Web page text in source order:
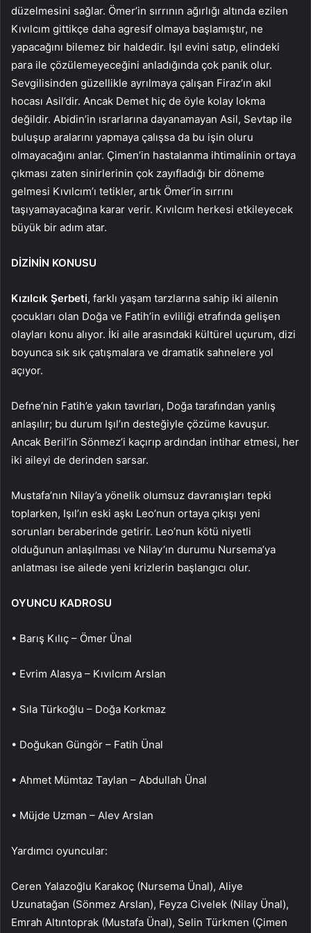
düzelmesini sağlar. Ömer’in sırrının ağırlığı altında ezilen
Kıvılcım gittikçe daha agresif olmaya başlamıştır, ne
yapacağını bilemez bir haldedir. Işıl evini satıp, elindeki
para ile çözülemeyeceğini anladığında çok panik olur.
Sevgilisinden güzellikle ayrılmaya çalışan Firaz’ın akıl
hocası Asil’dir. Ancak Demet hiç de öyle kolay lokma
değildir. Abidin’in ısrarlarına dayanamayan Asil, Sevtap ile
buluşup aralarını yapmaya çalışsa da bu işin oluru
olmayacağını anlar. Çimen’in hastalanma ihtimalinin ortaya
çıkması zaten sinirlerinin çok zayıfladığı bir döneme
gelmesi Kıvılcım’ı tetikler, artık Ömer’in sırrını
taşıyamayacağına karar verir. Kıvılcım herkesi etkileyecek
büyük bir adım atar.
DİZİNİN KONUSU
Kızılcık Şerbeti, farklı yaşam tarzlarına sahip iki ailenin
çocukları olan Doğa ve Fatih’in evliliği etrafında gelişen
olayları konu alıyor. İki aile arasındaki kültürel uçurum, dizi
boyunca sık sık çatışmalara ve dramatik sahnelere yol
açıyor.
Defne’nin Fatih’e yakın tavırları, Doğa tarafından yanlış
anlaşılır; bu durum Işıl’ın desteğiyle çözüme kavuşur.
Ancak Beril’in Sönmez’i kaçırıp ardından intihar etmesi, her
iki aileyi de derinden sarsar.
Mustafa’nın Nilay’a yönelik olumsuz davranışları tepki
toplarken, Işıl’ın eski aşkı Leo’nun ortaya çıkışı yeni
sorunları beraberinde getirir. Leo’nun kötü niyetli
olduğunun anlaşılması ve Nilay’ın durumu Nursema’ya
anlatması ise ailede yeni krizlerin başlangıcı olur.
OYUNCU KADROSU
• Barış Kılıç – Ömer Ünal
• Evrim Alasya – Kıvılcım Arslan
• Sıla Türkoğlu – Doğa Korkmaz
• Doğukan Güngör – Fatih Ünal
• Ahmet Mümtaz Taylan – Abdullah Ünal
• Müjde Uzman – Alev Arslan
Yardımcı oyuncular:
Ceren Yalazoğlu Karakoç (Nursema Ünal), Aliye
Uzunatağan (Sönmez Arslan), Feyza Civelek (Nilay Ünal),
Emrah Altıntoprak (Mustafa Ünal), Selin Türkmen (Çimen